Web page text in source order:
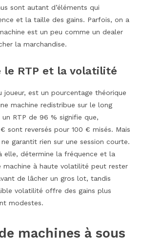
sont autant d’éléments qui
et la taille des gains. Parfois, on a
est un peu comme un dealer
la marchandise.
le RTP et la volatilité
joueur, est un pourcentage théorique
machine redistribue sur le long
RTP de 96 % signifie que,
sont reversés pour 100 € misés. Mais
garantit rien sur une session courte.
elle, détermine la fréquence et la
machine à haute volatilité peut rester
de lâcher un gros lot, tandis
volatilité offre des gains plus
modestes.
machines à sous